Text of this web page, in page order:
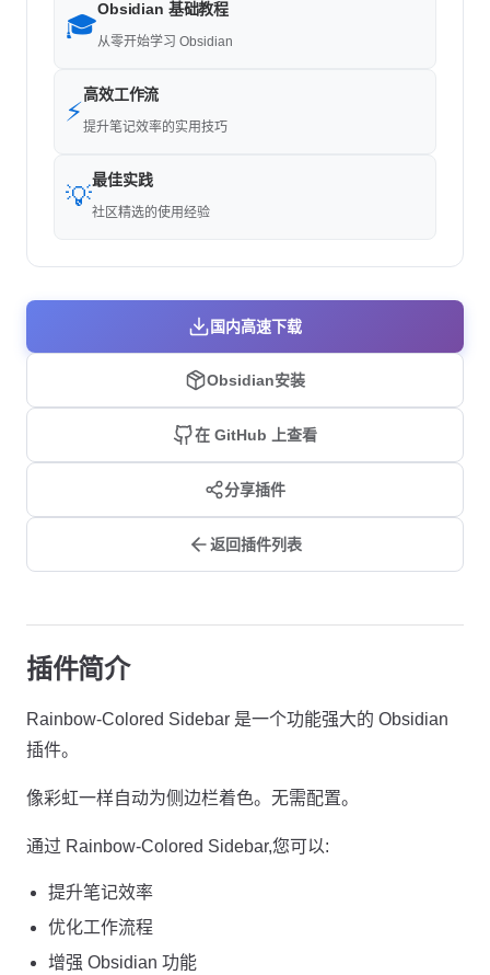
🎓
Obsidian 基础教程
从零开始学习 Obsidian
⚡
高效工作流
提升笔记效率的实用技巧
💡
最佳实践
社区精选的使用经验
国内高速下载
Obsidian安装
在 GitHub 上查看
分享插件
返回插件列表
插件简介
Rainbow-Colored Sidebar 是一个功能强大的 Obsidian
插件。
像彩虹一样自动为侧边栏着色。无需配置。
通过 Rainbow-Colored Sidebar,您可以:
提升笔记效率
优化工作流程
增强 Obsidian 功能